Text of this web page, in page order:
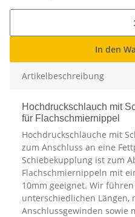
In den
Artikelbeschreibung
Hochdruckschlauch mit
für Flachschmiernippel
Hochdruckschläuche mit
zum Anschluss an eine
Schiebekupplung ist zum
Flachschmiernippeln mit
10mm geeignet. Wir
unterschiedlichen Längen,
Anschlussgewinden sowie